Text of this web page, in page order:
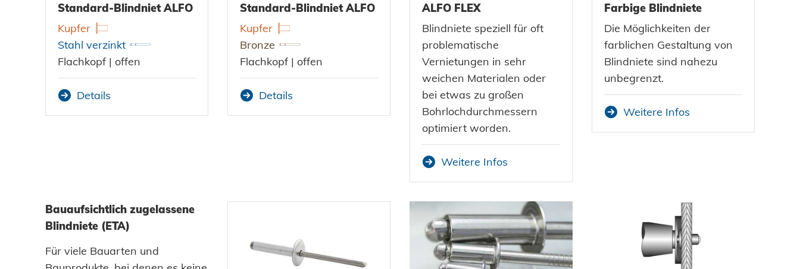
Standard-Blindniet ALFO
Kupfer
Stahl verzinkt
Flachkopf | offen
Details
Standard-Blindniet ALFO
Kupfer
Bronze
Flachkopf | offen
Details
ALFO FLEX
Blindniete speziell für oft
problematische
Vernietungen in sehr
weichen Materialen oder
bei etwas zu großen
Bohrlochdurchmessern
optimiert worden.
Weitere Infos
Farbige Blindniete
Die Möglichkeiten der
farblichen Gestaltung von
Blindniete sind nahezu
unbegrenzt.
Weitere Infos
Bauaufsichtlich zugelassene
Blindniete (ETA)
Für viele Bauarten und